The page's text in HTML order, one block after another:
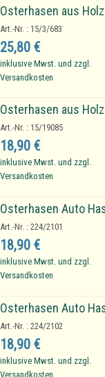
Osterhasen aus
Art.-Nr. : 15/3/683
25,80 €
inklusive Mwst. und zzgl.
Versandkosten
Osterhasen aus
Art.-Nr. : 15/19085
18,90 €
inklusive Mwst. und zzgl.
Versandkosten
Osterhasen Auto
Art.-Nr. : 224/2101
18,90 €
inklusive Mwst. und zzgl.
Versandkosten
Osterhasen Auto
Art.-Nr. : 224/2102
18,90 €
inklusive Mwst. und zzgl.
Versandkosten